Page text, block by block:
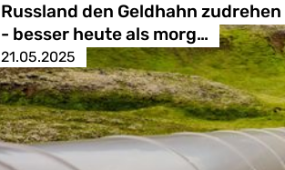
Russland den Geldhahn zudrehen
- besser heute als morg…
21.05.2025